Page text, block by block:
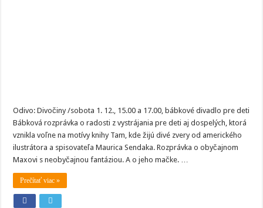
Odivo: Divočiny /sobota 1. 12., 15.00 a 17.00, bábkové divadlo pre deti
Bábková rozprávka o radosti z vystrájania pre deti aj dospelých, ktorá
vznikla voľne na motívy knihy Tam, kde žijú divé zvery od amerického
ilustrátora a spisovateľa Maurica Sendaka. Rozprávka o obyčajnom
Maxovi s neobyčajnou fantáziou. A o jeho mačke. …
Prečítať viac »